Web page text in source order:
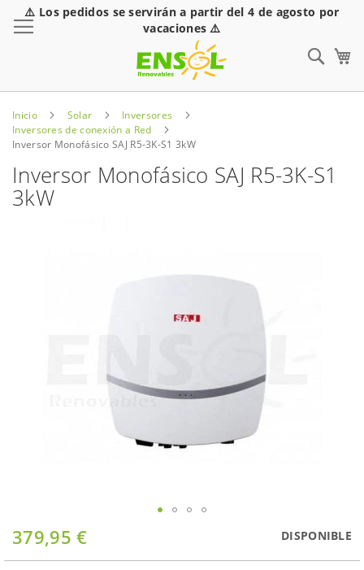
⚠️ Los pedidos se servirán a partir del 4 de agosto por
vacaciones ⚠️
Inicio Solar
Inversores
Inversores de conexión a Red
Inversor Monofásico SAJ R5-3K-S1 3kW
Inversor Monofásico SAJ R5-3K-S1
3kW
379,95 € DISPONIBLE
Saltar
al
comienzo